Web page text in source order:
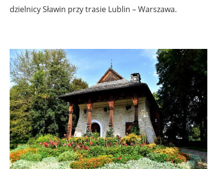
dzielnicy Sławin przy trasie Lublin – Warszawa.